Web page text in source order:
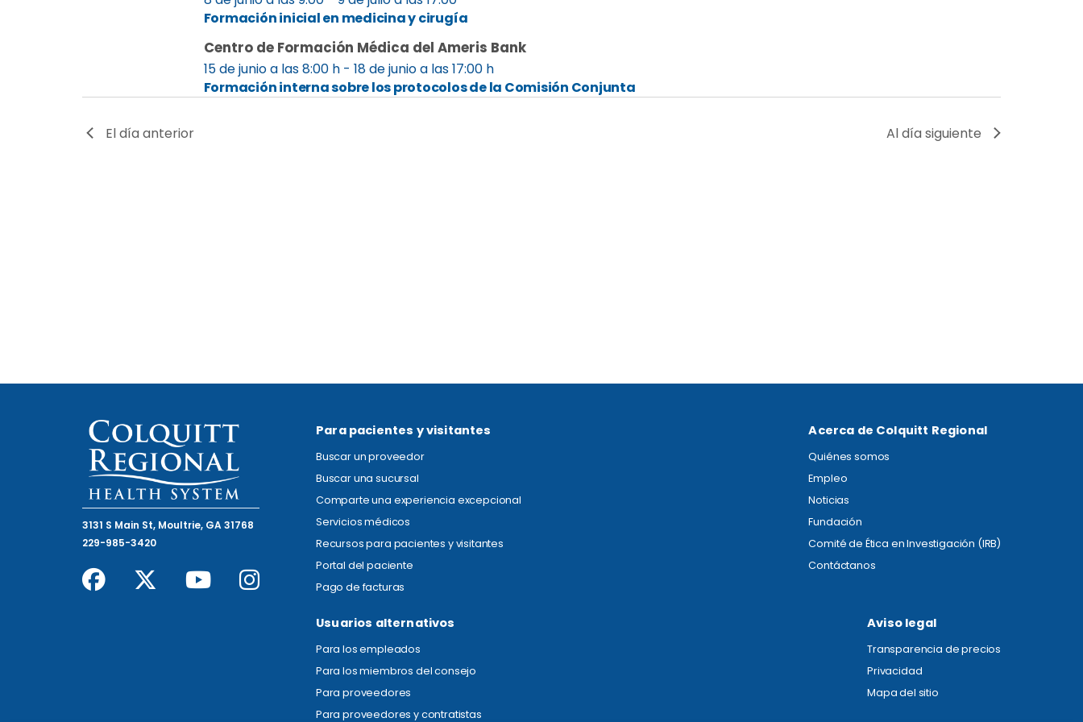
de
2026
navegación
por
Formación inicial en medicina y cirugía
Centro de Formación Médica del Ameris Bank
Formación interna sobre los protocolos de la Comisión Conjunta
15 de junio a las 8:00 h- 18 de junio a las 17:00 h
El día anterior Al día siguiente
3131 S Main St, Moultrie, GA 31768
229-985-3420
Para pacientes y visitantes
Buscar un proveedor
Buscar una sucursal
Comparte una experiencia excepcional
Servicios médicos
Recursos para pacientes y visitantes
Portal del paciente
Pago de facturas
Acerca de Colquitt Regional
Quiénes somos
Empleo
Noticias
Fundación
Comité de Ética en Investigación (IRB)
Contáctanos
Usuarios alternativos
Para los empleados
Para los miembros del consejo
Para proveedores
Para proveedores y contratistas
Aviso legal
Transparencia de precios
Privacidad
Mapa del sitio